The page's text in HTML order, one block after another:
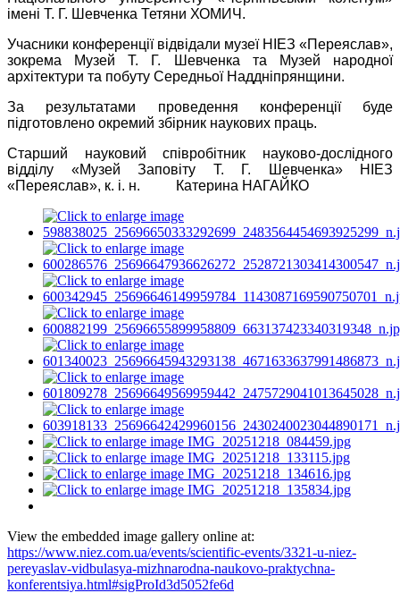
імені Т. Г. Шевченка Тетяни ХОМИЧ.
Учасники конференції відвідали музеї НІЕЗ «Переяслав»,
зокрема Музей Т. Г. Шевченка та Музей народної
архітектури та побуту Середньої Наддніпрянщини.
За результатами проведення конференції буде
підготовлено окремий збірник наукових праць.
Старший науковий співробітник науково-дослідного
відділу «Музей Заповіту Т. Г. Шевченка» НІЕЗ
«Переяслав», к. і. н. Катерина НАГАЙКО
View the embedded image gallery online at:
https://www.niez.com.ua/events/scientific-events/3321-u-niez-
pereyaslav-vidbulasya-mizhnarodna-naukovo-praktychna-
konferentsiya.html#sigProId3d5052fe6d